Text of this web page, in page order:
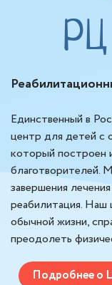
РЦ
Единственный в
центр для детей с
который построен
благотворителей.
завершения
реабилитация. Наш
обычной жизни,
преодолеть
Подробнее о